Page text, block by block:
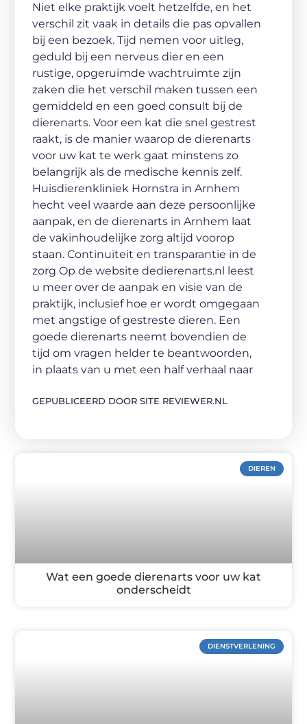
Niet elke praktijk voelt hetzelfde, en het
verschil zit vaak in details die pas opvallen
bij een bezoek. Tijd nemen voor uitleg,
geduld bij een nerveus dier en een
rustige, opgeruimde wachtruimte zijn
zaken die het verschil maken tussen een
gemiddeld en een goed consult bij de
dierenarts. Voor een kat die snel gestrest
raakt, is de manier waarop de dierenarts
voor uw kat te werk gaat minstens zo
belangrijk als de medische kennis zelf.
Huisdierenkliniek Hornstra in Arnhem
hecht veel waarde aan deze persoonlijke
aanpak, en de dierenarts in Arnhem laat
de vakinhoudelijke zorg altijd voorop
staan. Continuïteit en transparantie in de
zorg Op de website dedierenarts.nl leest
u meer over de aanpak en visie van de
praktijk, inclusief hoe er wordt omgegaan
met angstige of gestreste dieren. Een
goede dierenarts neemt bovendien de
tijd om vragen helder te beantwoorden,
in plaats van u met een half verhaal naar
GEPUBLICEERD DOOR SITE REVIEWER.NL
DIEREN
Wat een goede dierenarts voor uw kat
onderscheidt
DIENSTVERLENING